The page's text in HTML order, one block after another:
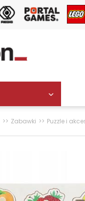
Zabawki Puzzle i